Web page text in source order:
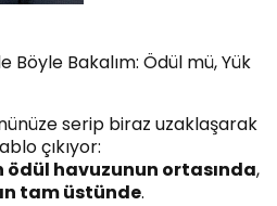
Böyle Bakalım: Ödül mü, Yük
serip biraz uzaklaşarak
çıkıyor:
ödül havuzunun ortasında,
tam üstünde.